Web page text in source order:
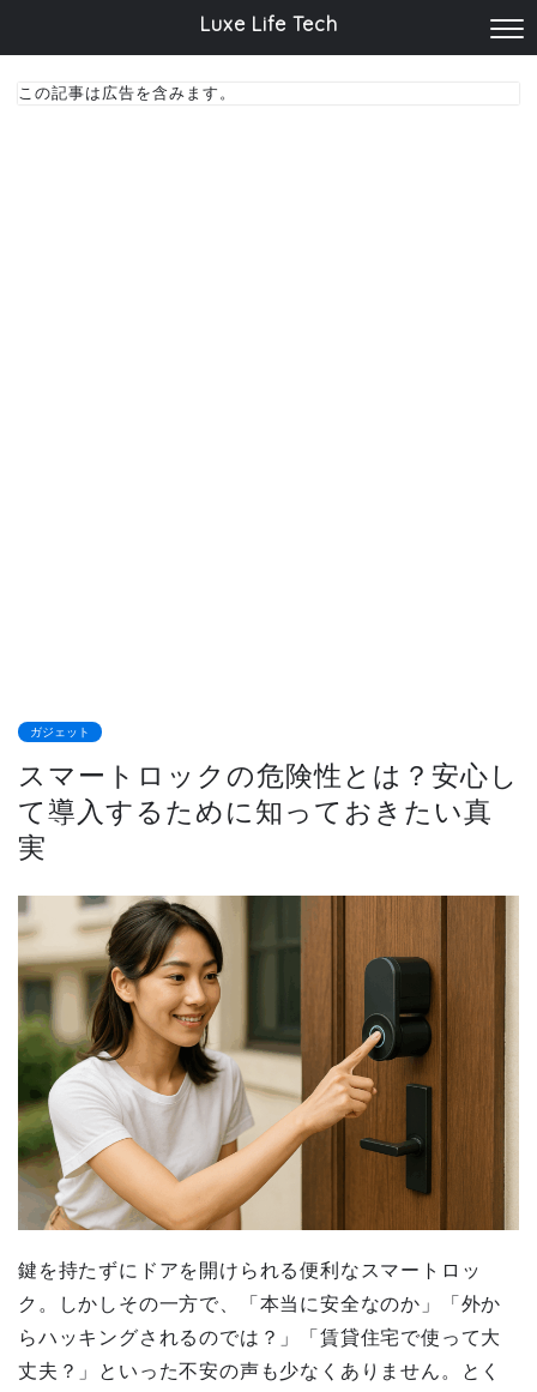
Luxe Life Tech
この記事は広告を含みます。
ガジェット
スマートロックの危険性とは？安心し
て導入するために知っておきたい真
実
鍵を持たずにドアを開けられる便利なスマートロッ
ク。しかしその一方で、「本当に安全なのか」「外か
らハッキングされるのでは？」「賃貸住宅で使って大
丈夫？」といった不安の声も少なくありません。とく